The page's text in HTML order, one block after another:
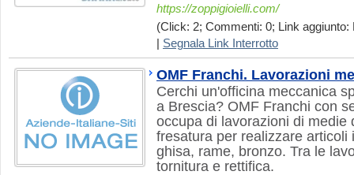
https://zoppigioielli.com/
(Click: 2; Commenti: 0; Link aggiunto:
Segnala Link Interrotto
OMF Franchi. Lavorazioni
Cerchi un'officina meccanica
a Brescia? OMF Franchi con
occupa di lavorazioni di medie
fresatura per realizzare
ghisa, rame, bronzo. Tra le
tornitura e rettifica.